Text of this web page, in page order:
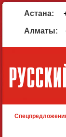
Астана:
Алматы: